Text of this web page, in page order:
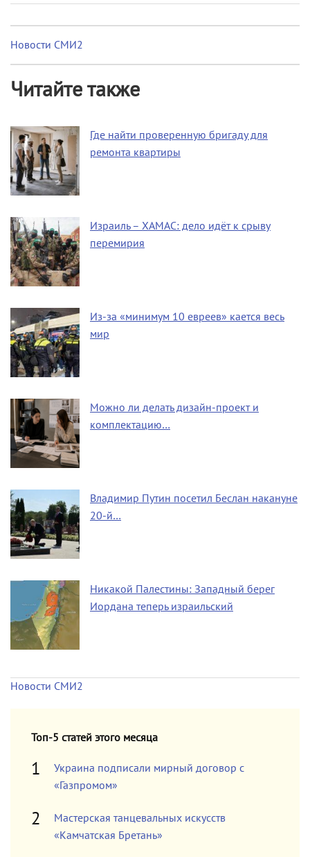
Новости СМИ2
Читайте также
Где найти проверенную бригаду для
ремонта квартиры
Израиль – ХАМАС: дело идёт к срыву
перемирия
Из-за «минимум 10 евреев» кается весь
мир
Можно ли делать дизайн-проект и
комплектацию…
Владимир Путин посетил Беслан накануне
20-й…
Никакой Палестины: Западный берег
Иордана теперь израильский
Новости СМИ2
Топ-5 статей этого месяца
Украина подписали мирный договор с
«Газпромом»
Мастерская танцевальных искусств
«Камчатская Бретань»